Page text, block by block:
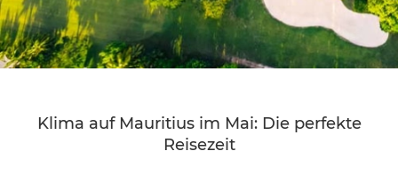
Klima auf Mauritius im Mai: Die perfekte
Reisezeit